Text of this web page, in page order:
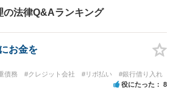
困りの際は、ぜひご相談く
い。
の法律Q&Aランキング
お金を
債務 #クレジット会社 #リボ払い #銀行借り入れ
役にたった 8